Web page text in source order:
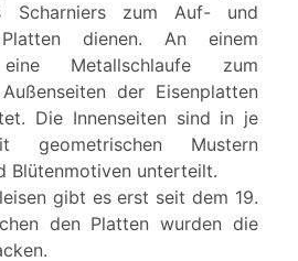
Scharniers zum Auf- und
dienen. An einem
Metallschlaufe zum
der Eisenplatten
Die Innenseiten sind in je
Mustern
Blütenmotiven unterteilt.
gibt es erst seit dem 19.
den Platten wurden die